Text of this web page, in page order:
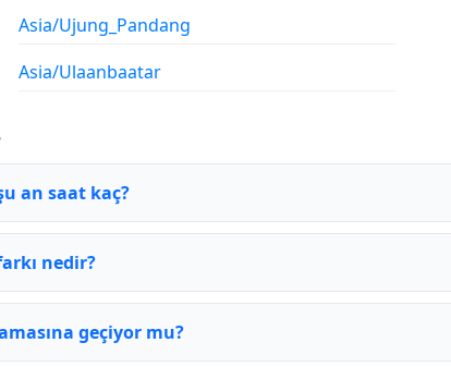
Asia/Ujung_Pandang
Asia/Ulaanbaatar
an saat kaç?
nedir?
geçiyor mu?